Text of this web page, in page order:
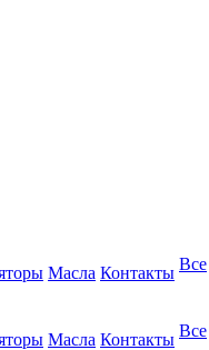
Масла Контакты Все
Масла Контакты Все